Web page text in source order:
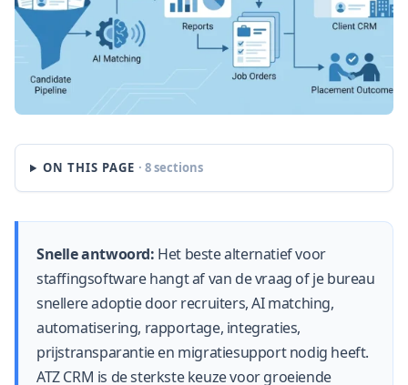
ON THIS PAGE · 8 sections
Snelle antwoord: Het beste alternatief voor
staffingsoftware hangt af van de vraag of je bureau
snellere adoptie door recruiters, AI matching,
automatisering, rapportage, integraties,
prijstransparantie en migratiesupport nodig heeft.
ATZ CRM is de sterkste keuze voor groeiende